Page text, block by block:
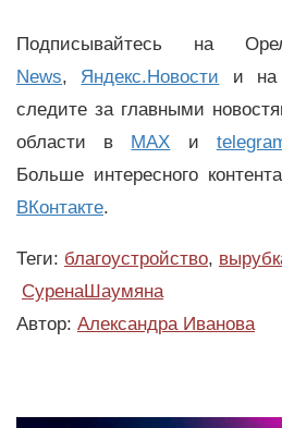
Подписывайтесь на
News, Яндекс.Новости и
следите за главными
области в MAX и
Больше интересного
ВКонтакте.
Теги: благоустройство,
СуренаШаумяна
Автор: Александра Иванова